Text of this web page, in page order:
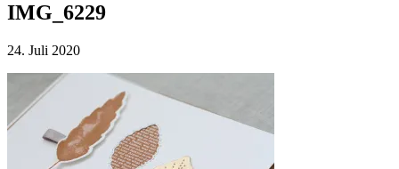
IMG_6229
24. Juli 2020